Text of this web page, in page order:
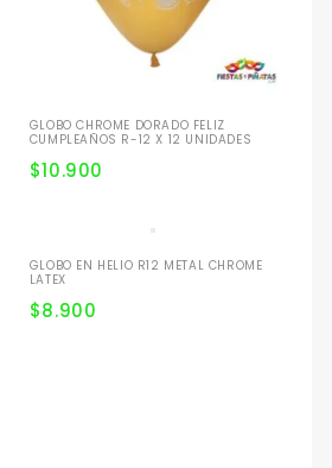
GLOBO CHROME DORADO FELIZ
CUMPLEAÑOS R-12 X 12 UNIDADES
$10.900
GLOBO EN HELIO R12 METAL CHROME
LATEX
$8.900